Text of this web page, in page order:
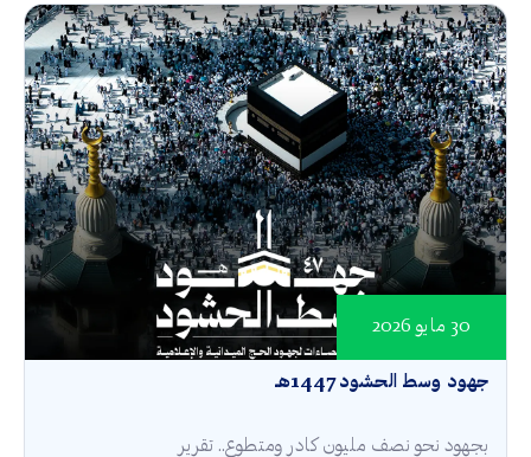
جهود وسط الحشود 1447هـ
30 مايو 2026
بجهود نحو نصف مليون كادر ومتطوع.. تقرير